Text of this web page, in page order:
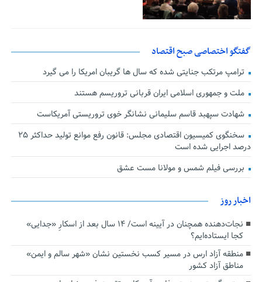
گفتگو اختصاصی صبح اقتصاد
ترامپ مرتکب جنایتی شده که سال ها گریبان امریکا را می گیرد
ملت و جمهوری اسلامی ایران قربانی تروریسم هستند
شهادت سپهبد قاسم سلیمانی نشانگر خوی تروریستی آمریکاست
سخنگوی کمیسیون اقتصادی مجلس: قانون رفع موانع تولید حداکثر ۲۵
درصد اجرایی شده است
بررسی فیلم شمس و مولانا مست عشق
اخبار روز
نجات‌دهنده‌ همچنان در آیینه است/ ۱۴ سال بعد از اسکارِ «جدایی»
کجا ایستاده‌ایم؟
منطقه آزاد ارس در مسیر کسب نخستین نشان «شهر سالم و ایمن»
مناطق آزاد کشور